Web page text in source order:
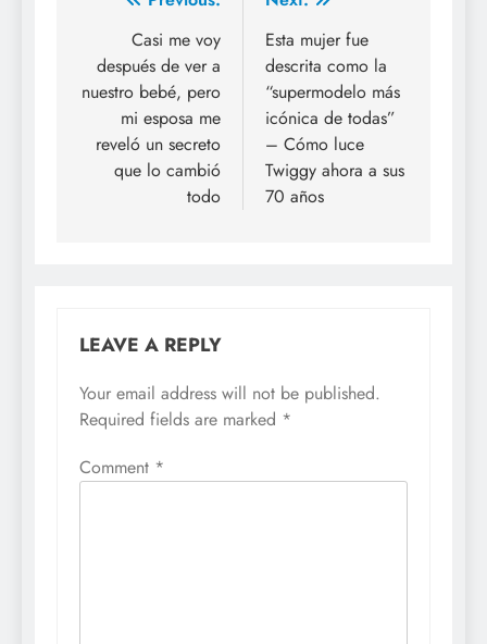
Casi me voy
después de ver a
nuestro bebé, pero
mi esposa me
reveló un secreto
que lo cambió
todo
Esta mujer fue
descrita como la
“supermodelo más
icónica de todas”
– Cómo luce
Twiggy ahora a sus
70 años
LEAVE A REPLY
Your email address will not be published.
Required fields are marked *
Comment *